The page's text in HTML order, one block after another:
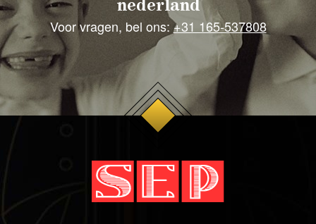
Voor vragen, bel ons:+31 165-537808